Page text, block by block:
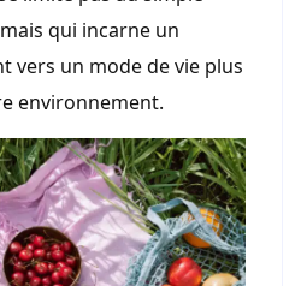
qui incarne un
vers un mode de vie plus
environnement.